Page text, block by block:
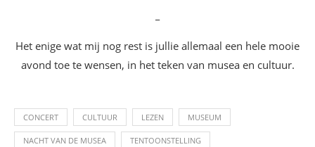
Het enige wat mij nog rest is jullie allemaal een hele mooie
avond toe te wensen, in het teken van musea en cultuur.
CONCERT CULTUUR LEZEN MUSEUM
NACHT VAN DE MUSEA TENTOONSTELLING